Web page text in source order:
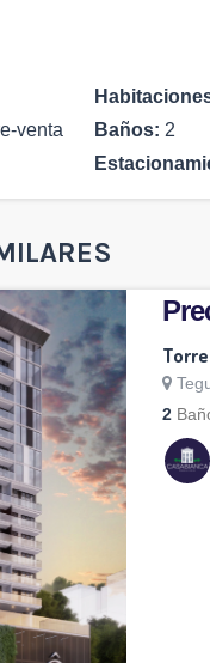
venta
Baños: 2
Torre
2